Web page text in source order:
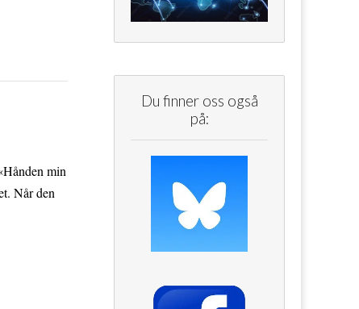
min
Når den
Du finner oss også
på: